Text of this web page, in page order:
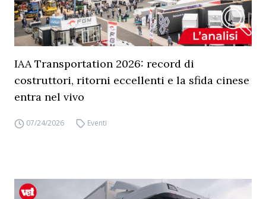
IAA Transportation 2026: record di
costruttori, ritorni eccellenti e la sfida cinese
entra nel vivo
07/24/2026 Eventi